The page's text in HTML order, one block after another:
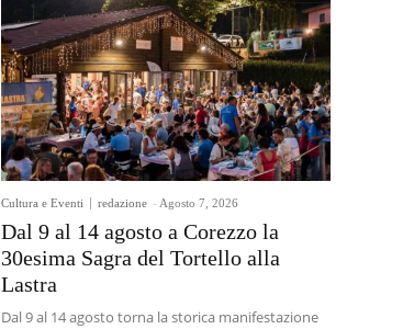
Cultura e Eventi redazione - Agosto 7, 2026
Dal 9 al 14 agosto a Corezzo la
30esima Sagra del Tortello alla
Lastra
Dal 9 al 14 agosto torna la storica manifestazione